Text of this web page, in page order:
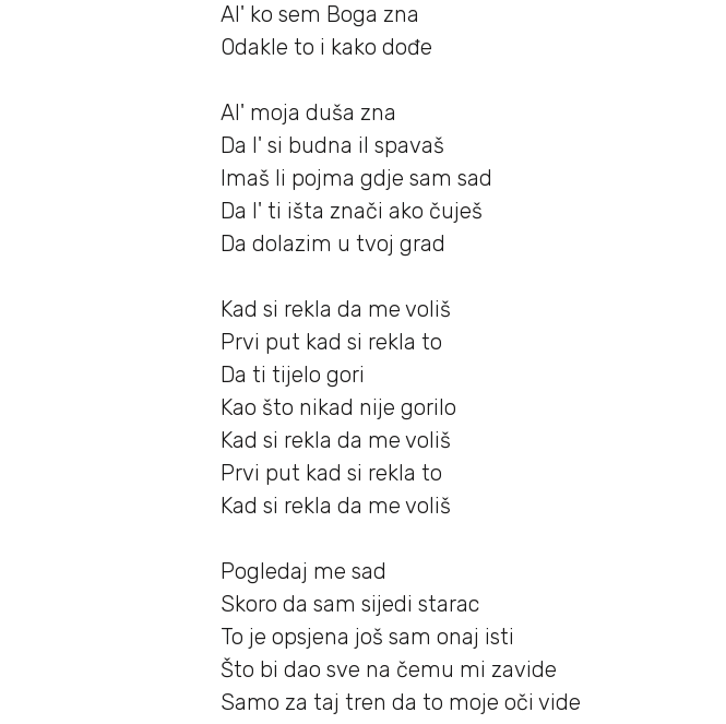
Al' ko sem Boga zna
Odakle to i kako dođe
Al' moja duša zna
Da l' si budna il spavaš
Imaš li pojma gdje sam sad
Da l' ti išta znači ako čuješ
Da dolazim u tvoj grad
Kad si rekla da me voliš
Prvi put kad si rekla to
Da ti tijelo gori
Kao što nikad nije gorilo
Kad si rekla da me voliš
Prvi put kad si rekla to
Kad si rekla da me voliš
Pogledaj me sad
Skoro da sam sijedi starac
To je opsjena još sam onaj isti
Što bi dao sve na čemu mi zavide
Samo za taj tren da to moje oči vide